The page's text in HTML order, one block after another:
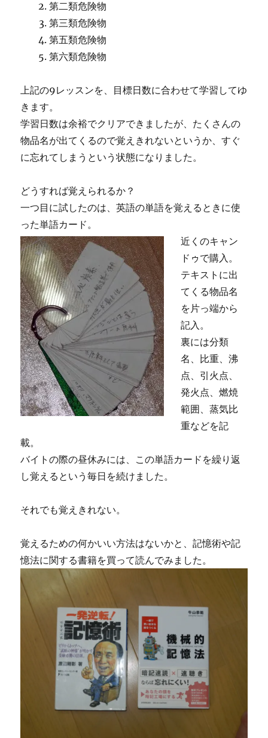
第二類危険物
第三類危険物
第五類危険物
第六類危険物
上記の9レッスンを、目標日数に合わせて学習してゆ
きます。
学習日数は余裕でクリアできましたが、たくさんの
物品名が出てくるので覚えきれないというか、すぐ
に忘れてしまうという状態になりました。
どうすれば覚えられるか？
一つ目に試したのは、英語の単語を覚えるときに使
った単語カード。
近くのキャン
ドゥで購入。
テキストに出
てくる物品名
を片っ端から
記入。
裏には分類
名、比重、沸
点、引火点、
発火点、燃焼
範囲、蒸気比
重などを記
載。
バイトの際の昼休みには、この単語カードを繰り返
し覚えるという毎日を続けました。
それでも覚えきれない。
覚えるための何かいい方法はないかと、記憶術や記
憶法に関する書籍を買って読んでみました。